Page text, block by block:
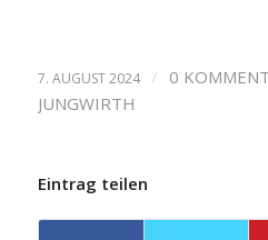
7. AUGUST 2024 / 0
JUNGWIRTH
Eintrag teilen